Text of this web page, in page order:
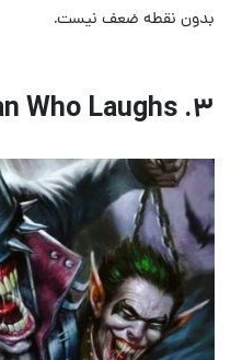
بدون نقطه ضعف نیست.
۳. The Batman Who Laughs